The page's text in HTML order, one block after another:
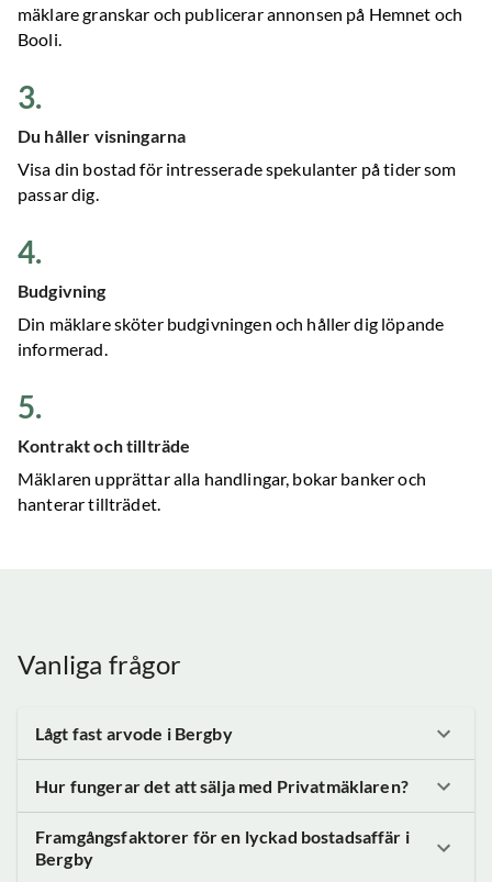
mäklare granskar och publicerar annonsen på Hemnet och
Booli.
3.
Du håller visningarna
Visa din bostad för intresserade spekulanter på tider som
passar dig.
4.
Budgivning
Din mäklare sköter budgivningen och håller dig löpande
informerad.
5.
Kontrakt och tillträde
Mäklaren upprättar alla handlingar, bokar banker och
hanterar tillträdet.
Vanliga frågor
Lågt fast arvode i Bergby
Hur fungerar det att sälja med Privatmäklaren?
Framgångsfaktorer för en lyckad bostadsaffär i
Bergby